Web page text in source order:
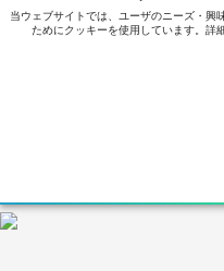
当ウェブサイトでは、ユーザのニーズ・興
ためにクッキーを使⽤しています。詳細